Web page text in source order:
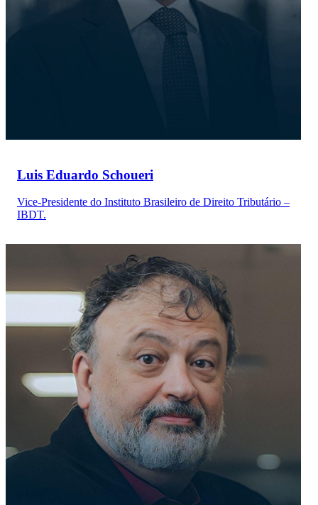
Luis Eduardo Schoueri
Vice-Presidente do Instituto Brasileiro de Direito Tributário –
IBDT.